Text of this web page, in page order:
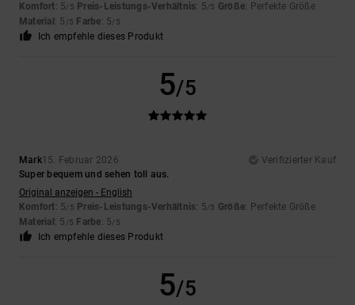
Komfort: 5/5 Preis-Leistungs-Verhältnis: 5/5 Größe: Perfekte Größe
Material : 5 /5 Farbe: 5/5
Ich empfehle dieses Produkt
5/5
Mark15. Februar 2026
Verifizierter Kauf
Super bequem und sehen toll aus.
Original anzeigen - English
Komfort: 5/5 Preis-Leistungs-Verhältnis: 5/5 Größe: Perfekte Größe
Material : 5 /5 Farbe: 5/5
Ich empfehle dieses Produkt
5/5